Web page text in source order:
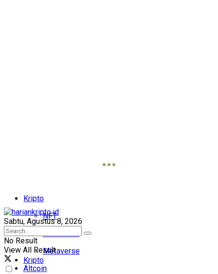
Kripto
NFT
Blockchain
Metaverse
Altcoin
Sabtu, Agustus 8, 2026
No Result
View All Result
Kripto